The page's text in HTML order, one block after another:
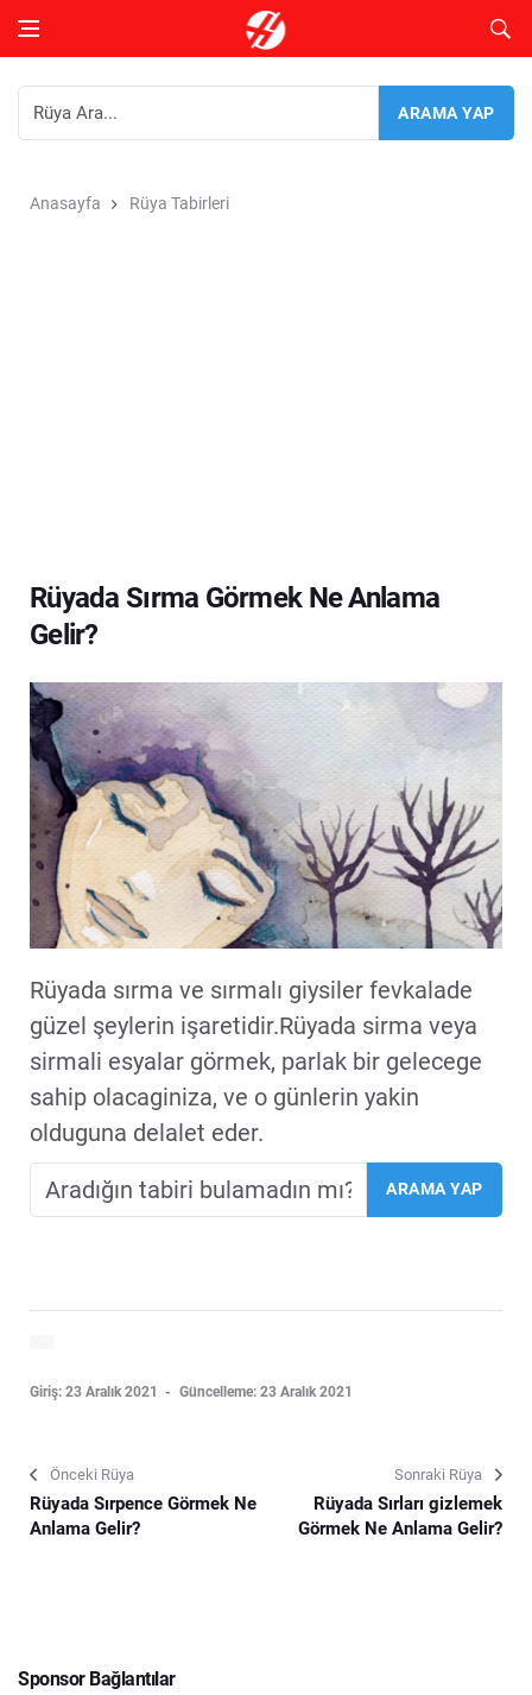
Anasayfa Rüya Tabirleri
Rüyada Sırma Görmek Ne Anlama
Gelir?
Rüyada sırma ve sırmalı giysiler fevkalade
güzel şeylerin işaretidir.Rüyada sirma veya
sirmali esyalar görmek, parlak bir gelecege
sahip olacaginiza, ve o günlerin yakin
olduguna delalet eder.
Giriş: 23 Aralık 2021 Güncelleme: 23 Aralık 2021
Önceki Rüya
Rüyada Sırpence Görmek Ne
Anlama Gelir?
Sonraki Rüya
Rüyada Sırları gizlemek
Görmek Ne Anlama Gelir?
Sponsor Bağlantılar